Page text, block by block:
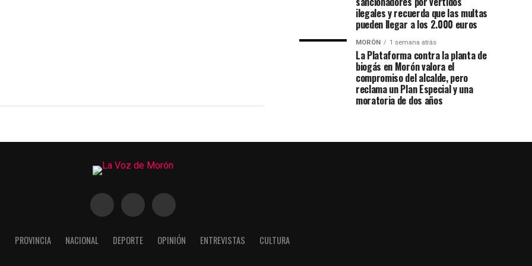
ilegales y recuerda que las multas
pueden llegar a los 2.000 euros
MORÓN 1 semana atrás
La Plataforma contra la planta de
biogás en Morón valora el
compromiso del alcalde, pero
reclama un Plan Especial y una
moratoria de dos años
PROVINCIA NACIONAL DEPORTE OPINIÓN ENTREVISTAS CULTURA